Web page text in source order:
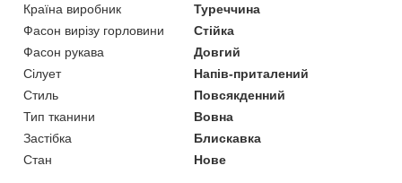
Країна виробник
Туреччина
Фасон вирізу горловини
Стійка
Фасон рукава
Довгий
Сілует
Напів-приталений
Стиль
Повсякденний
Тип тканини
Вовна
Застібка
Блискавка
Стан
Нове